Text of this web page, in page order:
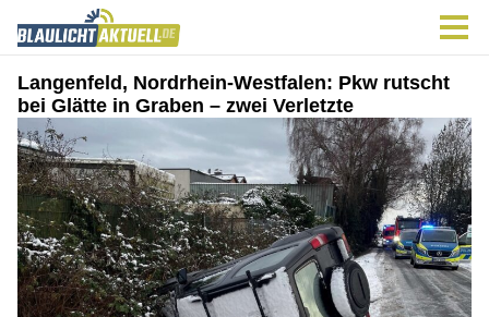
Langenfeld, Nordrhein-Westfalen: Pkw rutscht
bei Glätte in Graben – zwei Verletzte